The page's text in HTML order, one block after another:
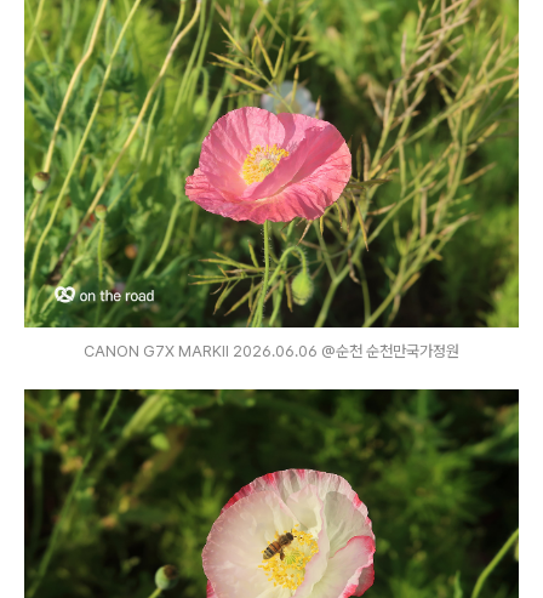
CANON G7X MARKⅡ 2026.06.06 @순천 순천만국가정원